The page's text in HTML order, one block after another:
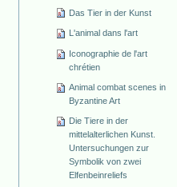
Das Tier in der Kunst
L'animal dans l'art
Iconographie de l'art
chrétien
Animal combat scenes in
Byzantine Art
Die Tiere in der
mittelalterlichen Kunst.
Untersuchungen zur
Symbolik von zwei
Elfenbeinreliefs